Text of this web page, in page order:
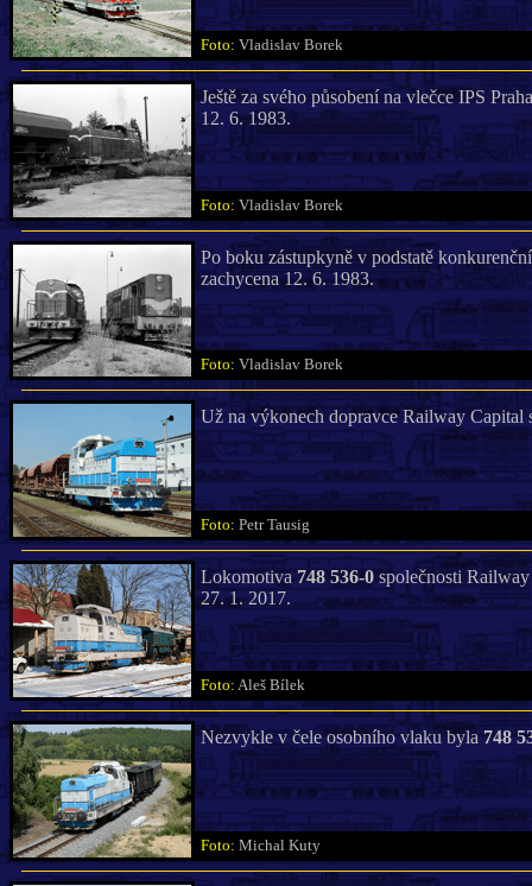
Foto: Vladislav Borek
Ještě za svého působení na vlečce IPS
12. 6. 1983.
Foto: Vladislav Borek
Po boku zástupkyně v podstatě
zachycena 12. 6. 1983.
Foto: Vladislav Borek
Už na výkonech dopravce Railway
Foto: Petr Tausig
Lokomotiva 748 536-0 společnosti
27. 1. 2017.
Foto: Aleš Bílek
Nezvykle v čele osobního vlaku byla748
Foto: Michal Kuty